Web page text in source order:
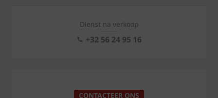
Dienst na verkoop
+32 56 24 95 16
CONTACTEER ONS